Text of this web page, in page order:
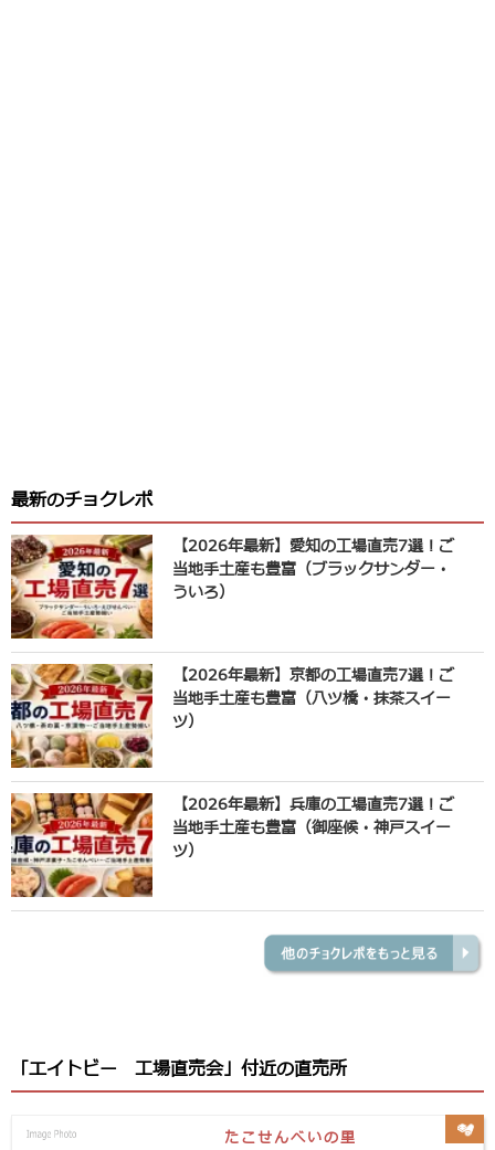
最新のチョクレポ
【2026年最新】愛知の工場直売7選！ご
当地手土産も豊富（ブラックサンダー・
ういろ）
【2026年最新】京都の工場直売7選！ご
当地手土産も豊富（八ツ橋・抹茶スイー
ツ）
【2026年最新】兵庫の工場直売7選！ご
当地手土産も豊富（御座候・神戸スイー
ツ）
「エイトビー 工場直売会」付近の直売所
たこせんべいの里